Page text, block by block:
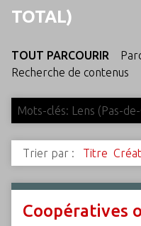
TOTAL)
TOUT PARCOURIR
Recherche de contenus
Mots-clés: Lens (Pas-de-
Trier par : Titre
Coopératives